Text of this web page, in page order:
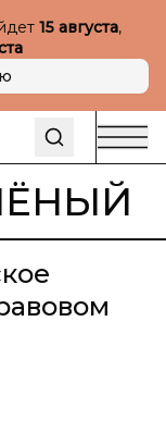
15 августа,